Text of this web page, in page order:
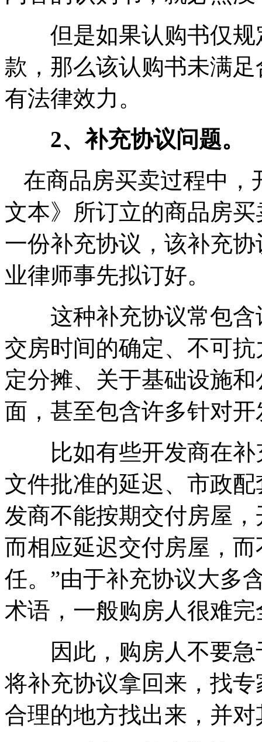
但是如果认购书仅规
款，那么该认购书未满
有法律效力。
2、补充协议问题。
在商品房买卖过程中，
文本》所订立的商品房
一份补充协议，该补充
业律师事先拟订好。
这种补充协议常包含
交房时间的确定、不可
定分摊、关于基础设施
面，甚至包含许多针对
比如有些开发商在补
文件批准的延迟、市政
发商不能按期交付房屋
而相应延迟交付房屋，
任。”由于补充协议大多
术语，一般购房人很难
因此，购房人不要急
将补充协议拿回来，找
合理的地方找出来，并